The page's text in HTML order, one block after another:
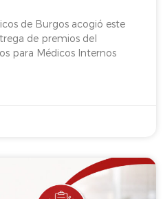
de Burgos acogió este
de premios del
para Médicos Internos